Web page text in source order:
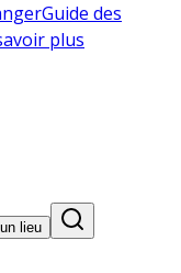
Guide des
plus
lieu